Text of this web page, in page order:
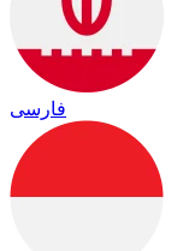
فارسی